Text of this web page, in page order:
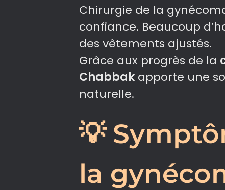
Chirurgie de la
confiance. Beaucoup
des vêtements ajustés.
Grâce aux progrès de la
Chabbak apporte une
naturelle.
💡
la